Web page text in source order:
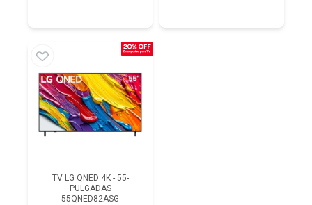
TV LG QNED 4K - 55-
PULGADAS
55QNED82ASG